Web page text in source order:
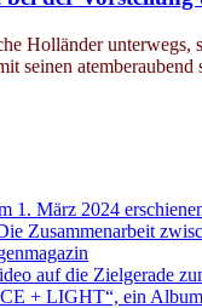
Holländer
seinen
1. März 2024
Zusammenarbeit
auf die Zielgerade
+ LIGHT“, ein